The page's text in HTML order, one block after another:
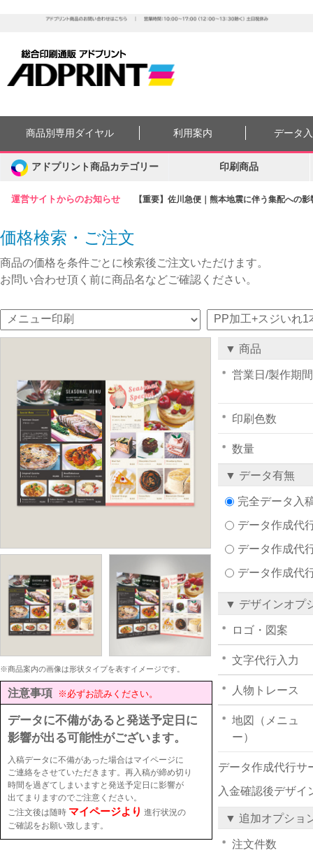
運営サイトからのお知らせ 【重要】佐川急便｜熊本地震に伴う集配への
商品別専用ダイヤル 利用案内 データ
アドプリント商品カテゴリー 印刷商品
価格検索・ご注文
商品の価格を条件ごとに検索後ご注文いただけます。
お問い合わせ頂く前に商品名などご確認ください。
※商品案内の画像は形状タイプを表すイメージです。
注意事項 ※必ずお読みください。
データに不備があると発送予定日に
影響が出る可能性がございます。
入稿データに不備があった場合はマイページに
ご連絡をさせていただきます。再入稿が締め切り
時間を過ぎてしまいますと発送予定日に影響が
出てまりますのでご注意ください。
ご注文後は随時 マイページより 進行状況の
ご確認をお願い致します。
▼ 商品
営業日/製作期間
印刷色数
数量
▼ データ有無
完全データ入
データ作成代
データ作成代
データ作成代
▼ デザインオプ
ロゴ・図案
文字代行入力
人物トレース
地図（メニュ
ー）
データ作成代行サ
入金確認後デザイ
▼ 追加オプショ
注文件数